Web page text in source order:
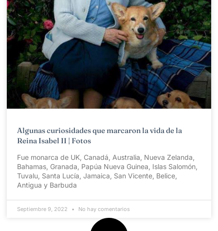
Algunas curiosidades que marcaron la vida de la
Reina Isabel II | Fotos
Fue monarca de UK, Canadá, Australia, Nueva Zelanda,
Bahamas, Granada, Papúa Nueva Guinea, Islas Salomón,
Tuvalu, Santa Lucía, Jamaica, San Vicente, Belice,
Antigua y Barbuda
Septiembre 9, 2022 No hay comentarios